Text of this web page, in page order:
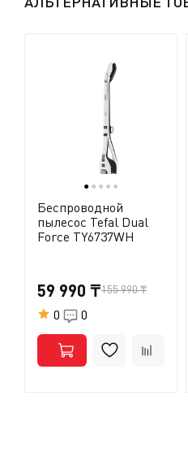
● ● ● ● ●
Беспроводной
пылесос Tefal Dual
Force TY6737WH
59 990 ₸155 990 ₸
0 0